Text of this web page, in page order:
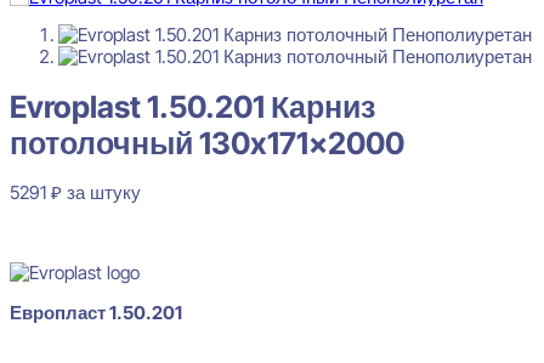
Evroplast 1.50.201 Карниз
потолочный 130x171x2000
5291 ₽ за штуку
Европласт 1.50.201